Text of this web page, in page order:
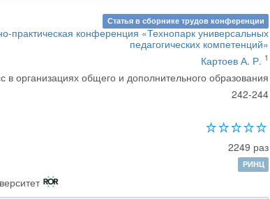
Статья в сборнике трудов конференции
практическая конференция «Технопарк универсальных
педагогических компетенций»
Картоев А. Р. 1
в организациях общего и дополнительного образования
242-244
2249 раз
РИНЦ